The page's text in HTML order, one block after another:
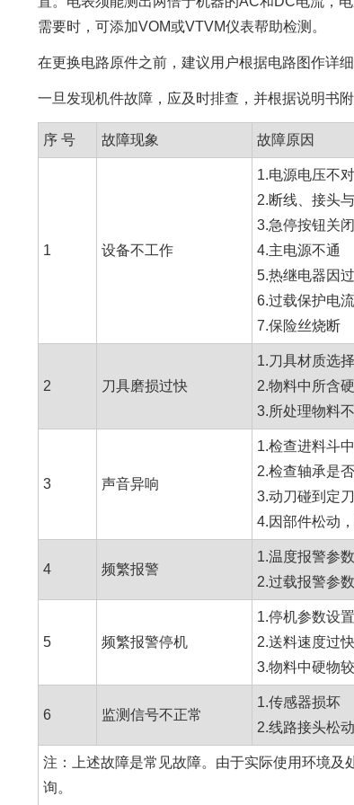
需要时，可添加VOM或VTVM仪表帮助检测。
在更换电路原件之前，建议用户根据电路图作详
一旦发现机件故障，应及时排查，并根据说明书
序 号 故障现象 故障原因
1 设备不工作
1.电源电压不
2.断线、接头
3.急停按钮关闭
4.主电源不通
5.热继电器因
6.过载保护电
7.保险丝烧断
2 刀具磨损过快
1.刀具材质选
2.物料中所含
3.所处理物料
3 声音异响
1.检查进料斗
2.检查轴承是
3.动刀碰到定
4.因部件松动
4 频繁报警
1.温度报警参
2.过载报警参
5 频繁报警停机
1.停机参数设
2.送料速度过快
3.物料中硬物
6 监测信号不正常
1.传感器损坏
2.线路接头松动
注：上述故障是常见故障。由于实际使用环境
询。